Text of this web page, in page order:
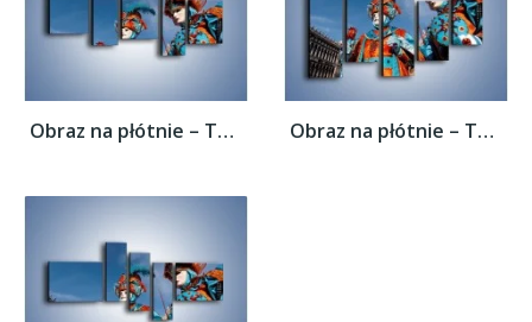
Obraz na płótnie – Tajemnicze postacie w... Obraz na płótnie – Tajemnicze postacie w...